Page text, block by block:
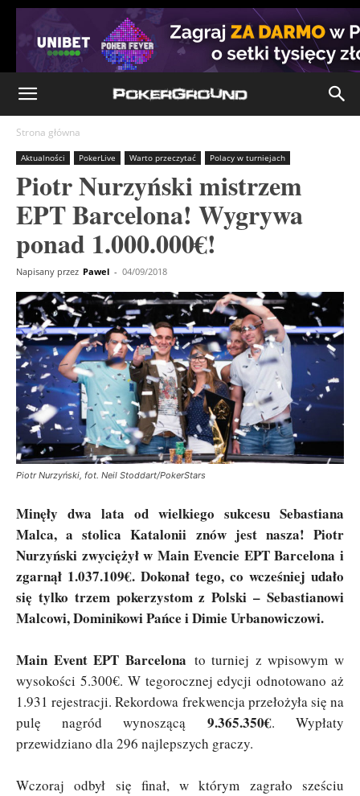
Strona główna
Aktualności PokerLive Warto przeczytać Polacy w turniejach
Piotr Nurzyński mistrzem
EPT Barcelona! Wygrywa
ponad 1.000.000€!
Napisany przez Pawel - 04/09/2018
Piotr Nurzyński, fot. Neil Stoddart/PokerStars
Minęły dwa lata od wielkiego sukcesu Sebastiana
Malca, a stolica Katalonii znów jest nasza! Piotr
Nurzyński zwyciężył w Main Evencie EPT Barcelona i
zgarnął 1.037.109€. Dokonał tego, co wcześniej udało
się tylko trzem pokerzystom z Polski – Sebastianowi
Malcowi, Dominikowi Pańce i Dimie Urbanowiczowi.
Main Event EPT Barcelona to turniej z wpisowym w
wysokości 5.300€. W tegorocznej edycji odnotowano aż
1.931 rejestracji. Rekordowa frekwencja przełożyła się na
pulę nagród wynoszącą9.365.350€. Wypłaty
przewidziano dla 296 najlepszych graczy.
Wczoraj odbył się finał, w którym zagrało sześciu